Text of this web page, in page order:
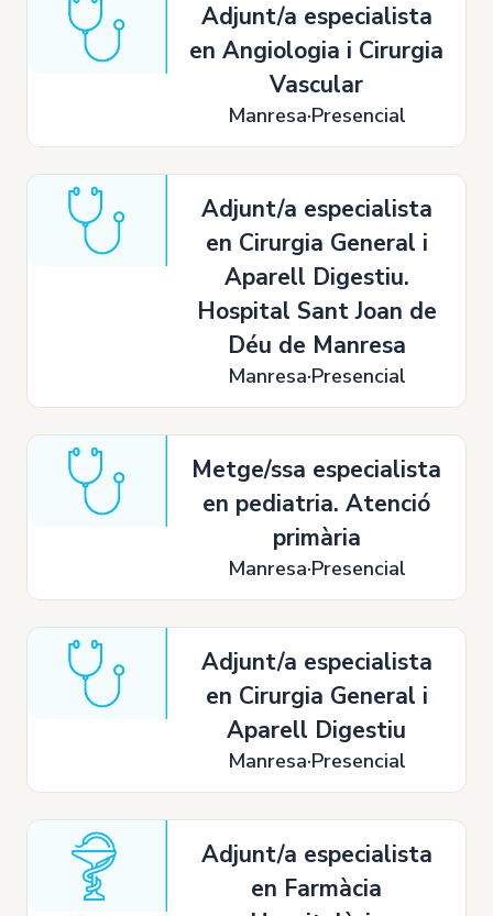
Adjunt/a especialista
en Angiologia i Cirurgia
Vascular
Manresa Presencial
Adjunt/a especialista
en Cirurgia General i
Aparell Digestiu.
Hospital Sant Joan de
Déu de Manresa
Manresa Presencial
Metge/ssa especialista
en pediatria. Atenció
primària
Manresa Presencial
Adjunt/a especialista
en Cirurgia General i
Aparell Digestiu
Manresa Presencial
Adjunt/a especialista
en Farmàcia